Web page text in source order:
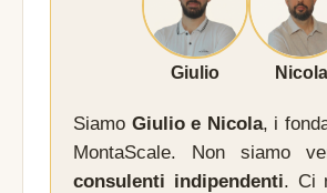
Giulio Nicola
Siamo Giulio e Nicola, i
MontaScale. Non siamo
consulenti indipendenti. Ci